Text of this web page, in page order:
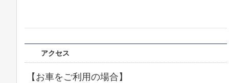
アクセス
【お車をご利用の場合】